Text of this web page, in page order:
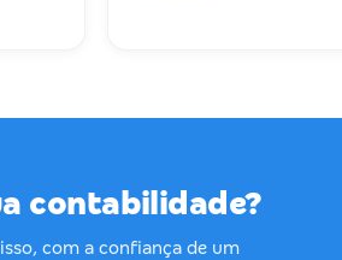
contabilidade?
com a confiança de um